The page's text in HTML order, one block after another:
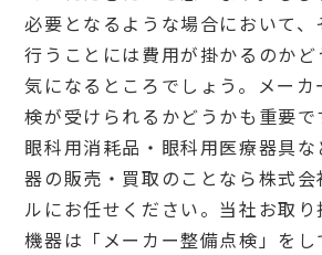
必要となるような場合において、
行うことには費用が掛かるのかど
気になるところでしょう。メーカ
検が受けられるかどうかも重要で
眼科用消耗品・眼科用医療器具
器の販売・買取のことなら株式会
ルにお任せください。当社お取
機器は「メーカー整備点検」を